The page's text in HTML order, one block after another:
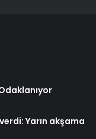
Yarın akşama